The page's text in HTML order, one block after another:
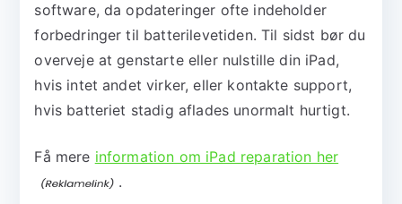
software, da opdateringer ofte indeholder
forbedringer til batterilevetiden. Til sidst bør du
overveje at genstarte eller nulstille din iPad,
hvis intet andet virker, eller kontakte support,
hvis batteriet stadig aflades unormalt hurtigt.
Få mere information om iPad reparation her
.